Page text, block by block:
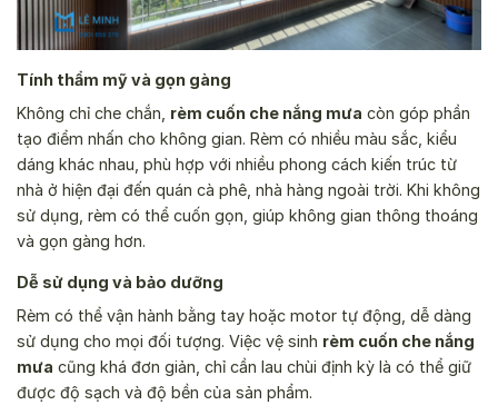
Tính thẩm mỹ và gọn gàng
Không chỉ che chắn, rèm cuốn che nắng mưa còn góp phần
tạo điểm nhấn cho không gian. Rèm có nhiều màu sắc, kiểu
dáng khác nhau, phù hợp với nhiều phong cách kiến trúc từ
nhà ở hiện đại đến quán cà phê, nhà hàng ngoài trời. Khi không
sử dụng, rèm có thể cuốn gọn, giúp không gian thông thoáng
và gọn gàng hơn.
Dễ sử dụng và bảo dưỡng
Rèm có thể vận hành bằng tay hoặc motor tự động, dễ dàng
sử dụng cho mọi đối tượng. Việc vệ sinh rèm cuốn che nắng
mưa cũng khá đơn giản, chỉ cần lau chùi định kỳ là có thể giữ
được độ sạch và độ bền của sản phẩm.